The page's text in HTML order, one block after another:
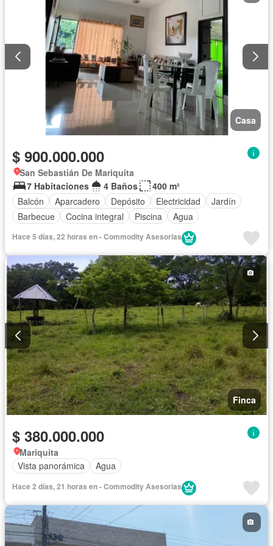
Casa
$ 900.000.000
San Sebastián De Mariquita
7 Habitaciones
4 Baños
400 m²
Balcón
Aparcadero Depósito Electricidad
Jardín
Barbecue
Cocina integral Piscina Agua
Hace 5 días, 22 horas en - Commodity Asesorias
Finca
$ 380.000.000
Mariquita
Vista panorámica
Agua
Hace 2 días, 21 horas en - Commodity Asesorias